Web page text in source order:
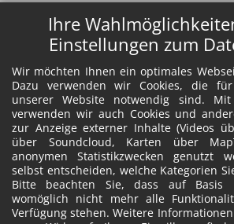
Ihre
Einstellungen zum
Wir möchten Ihnen ein optimales
Dazu verwenden wir Cookies, die
unserer Website notwendig sind.
verwenden wir auch Cookies und
zur Anzeige externer Inhalte (Videos
über Soundcloud, Karten über
anonymen Statistikzwecken genutzt
selbst entscheiden, welche Kategorien
Bitte beachten Sie, dass auf Basis
womöglich nicht mehr alle
Verfügung stehen. Weitere